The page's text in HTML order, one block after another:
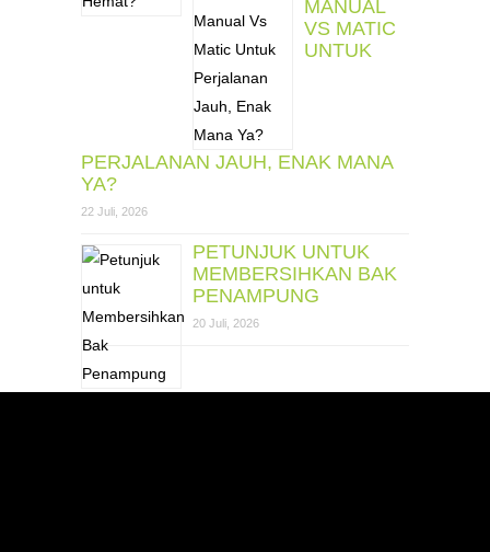
MANUAL
VS MATIC
UNTUK
PERJALANAN JAUH, ENAK MANA
YA?
22 Juli, 2026
PETUNJUK UNTUK
MEMBERSIHKAN BAK
PENAMPUNG
20 Juli, 2026